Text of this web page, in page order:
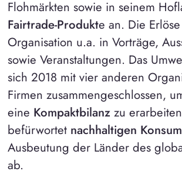
Flohmärkten sowie in seinem
Fairtrade-Produkte an. Die
Organisation u.a. in Vorträge,
sowie Veranstaltungen. Das
sich 2018 mit vier anderen
Firmen zusammengeschlossen,
eine Kompaktbilanzzu
befürwortet nachhaltigen Konsum
Ausbeutung der Länder des
ab.